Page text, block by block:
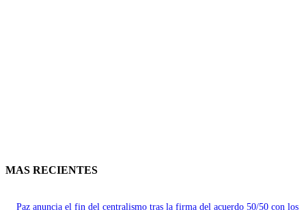
MAS RECIENTES
Paz anuncia el fin del centralismo tras la firma del acuerdo 50/50 con los